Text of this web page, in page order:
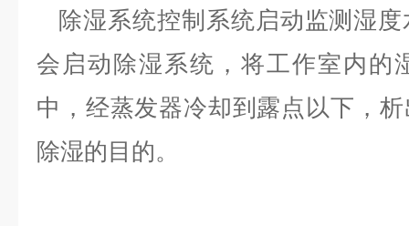
除湿系统控制系统启动监测湿
会启动除湿系统，将工作室内的
中，经蒸发器冷却到露点以下，
除湿的目的。